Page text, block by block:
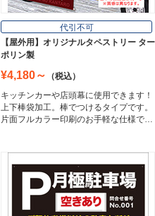
フロアサイン／路面表示
Floor / Road Surface Sign
アルミ複合板
Aluminum Composite Board
スチレンボード
Styrene Board
代引不可
【屋外用】オリジナルタペストリー ター
ポリン製
¥4,180～
（税込）
キッチンカーや店頭幕に使用できます！
上下棒袋加工。棒でつけるタイプです。
片面フルカラー印刷のお手軽な仕様で…